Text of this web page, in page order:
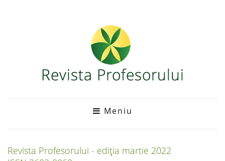
Meniu
Revista Profesorului - ediția martie 2022